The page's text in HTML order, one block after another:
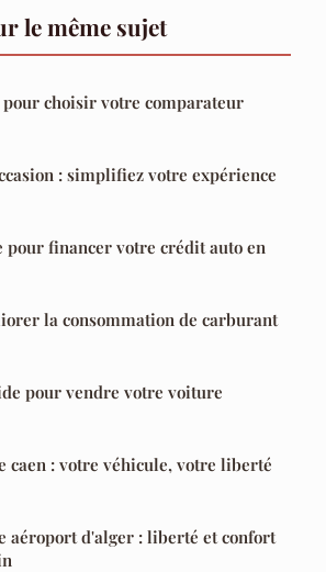
le même sujet
choisir votre comparateur
: simplifiez votre expérience
pour financer votre crédit auto en
la consommation de carburant
pour vendre votre voiture
caen : votre véhicule, votre liberté
aéroport d'alger : liberté et confort